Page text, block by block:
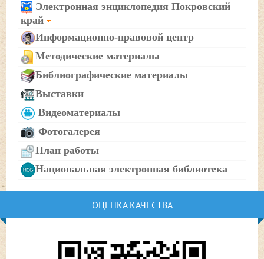
Электронная энциклопедия Покровский
край
Информационно-правовой центр
Методические материалы
Библиографические материалы
Выставки
Видеоматериалы
Фотогалерея
План работы
Национальная электронная библиотека
ОЦЕНКА КАЧЕСТВА